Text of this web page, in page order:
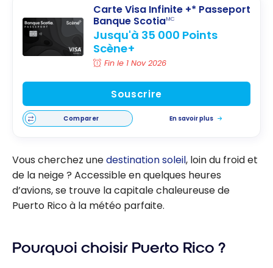
Carte Visa Infinite +* Passeport
Banque ScotiaMC
Jusqu'à 35 000 Points
Scène+
Fin le 1 Nov 2026
Souscrire
Comparer En savoir plus
Vous cherchez unedestination soleil, loin du froid et
de la neige ? Accessible en quelques heures
d’avions, se trouve la capitale chaleureuse de
Puerto Rico à la météo parfaite.
Pourquoi choisir Puerto Rico ?